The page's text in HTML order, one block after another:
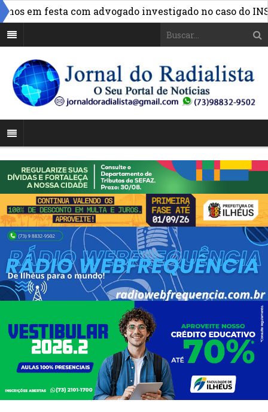
festa com advogado investigado no caso do INSS »